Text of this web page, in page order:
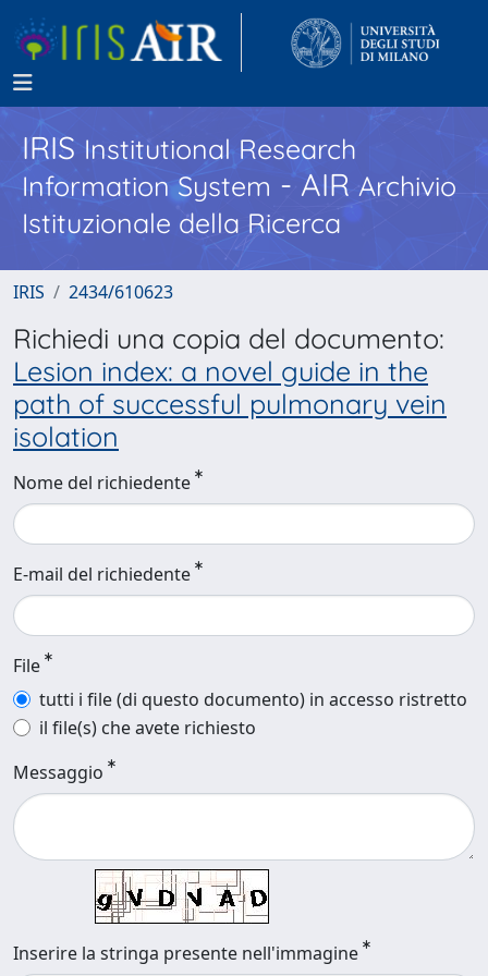
IRISInstitutional Research
Information System - AIR Archivio
Istituzionale della Ricerca
IRIS 2434/610623
Richiedi una copia del documento:
Lesion index: a novel guide in the
path of successful pulmonary vein
isolation
Nome del richiedente
E-mail del richiedente
File
tutti i file (di questo documento) in accesso ristretto
il file(s) che avete richiesto
Messaggio
Inserire la stringa presente nell'immagine